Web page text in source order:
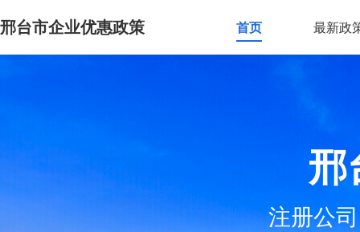
邢台市企业优惠政策 首页 最新政
邢
注册公